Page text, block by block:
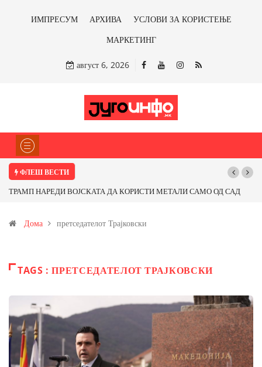
ИМПРЕСУМ АРХИВА
УСЛОВИ ЗА КОРИСТЕЊЕ
МАРКЕТИНГ
август 6, 2026
ФЛЕШ ВЕСТИ
ТРАМП НАРЕДИ ВОЈСКАТА ДА КОРИСТИ МЕТАЛИ САМО ОД САД
Иловица и со антимонот?
Дома претседателот Трајковски
TAGS : ПРЕТСЕДАТЕЛОТ ТРАЈКОВСКИ